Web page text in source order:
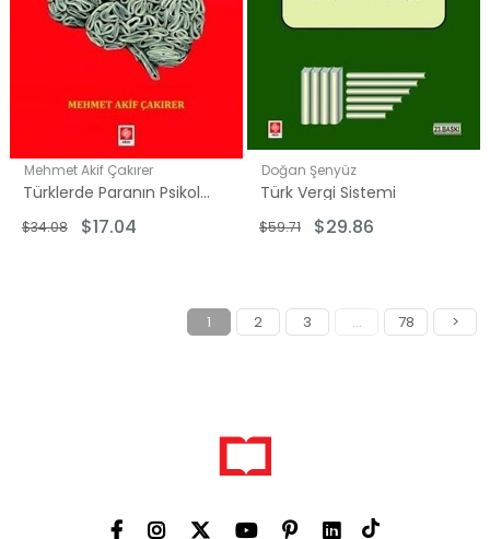
Mehmet Akif Çakırer
Türklerde Paranın Psikolojisi - Girişimcilik ve Pazarlama Bağlamında
$17.04
$34.08
Doğan Şenyüz
Türk Vergi Sistemi
$29.86
$59.71
1 2 3 ... 78 >